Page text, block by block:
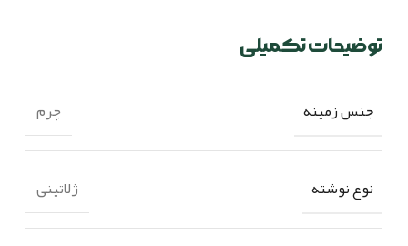
توضیحات تکمیلی
جنس زمینه چرم
نوع نوشته ژلاتینی